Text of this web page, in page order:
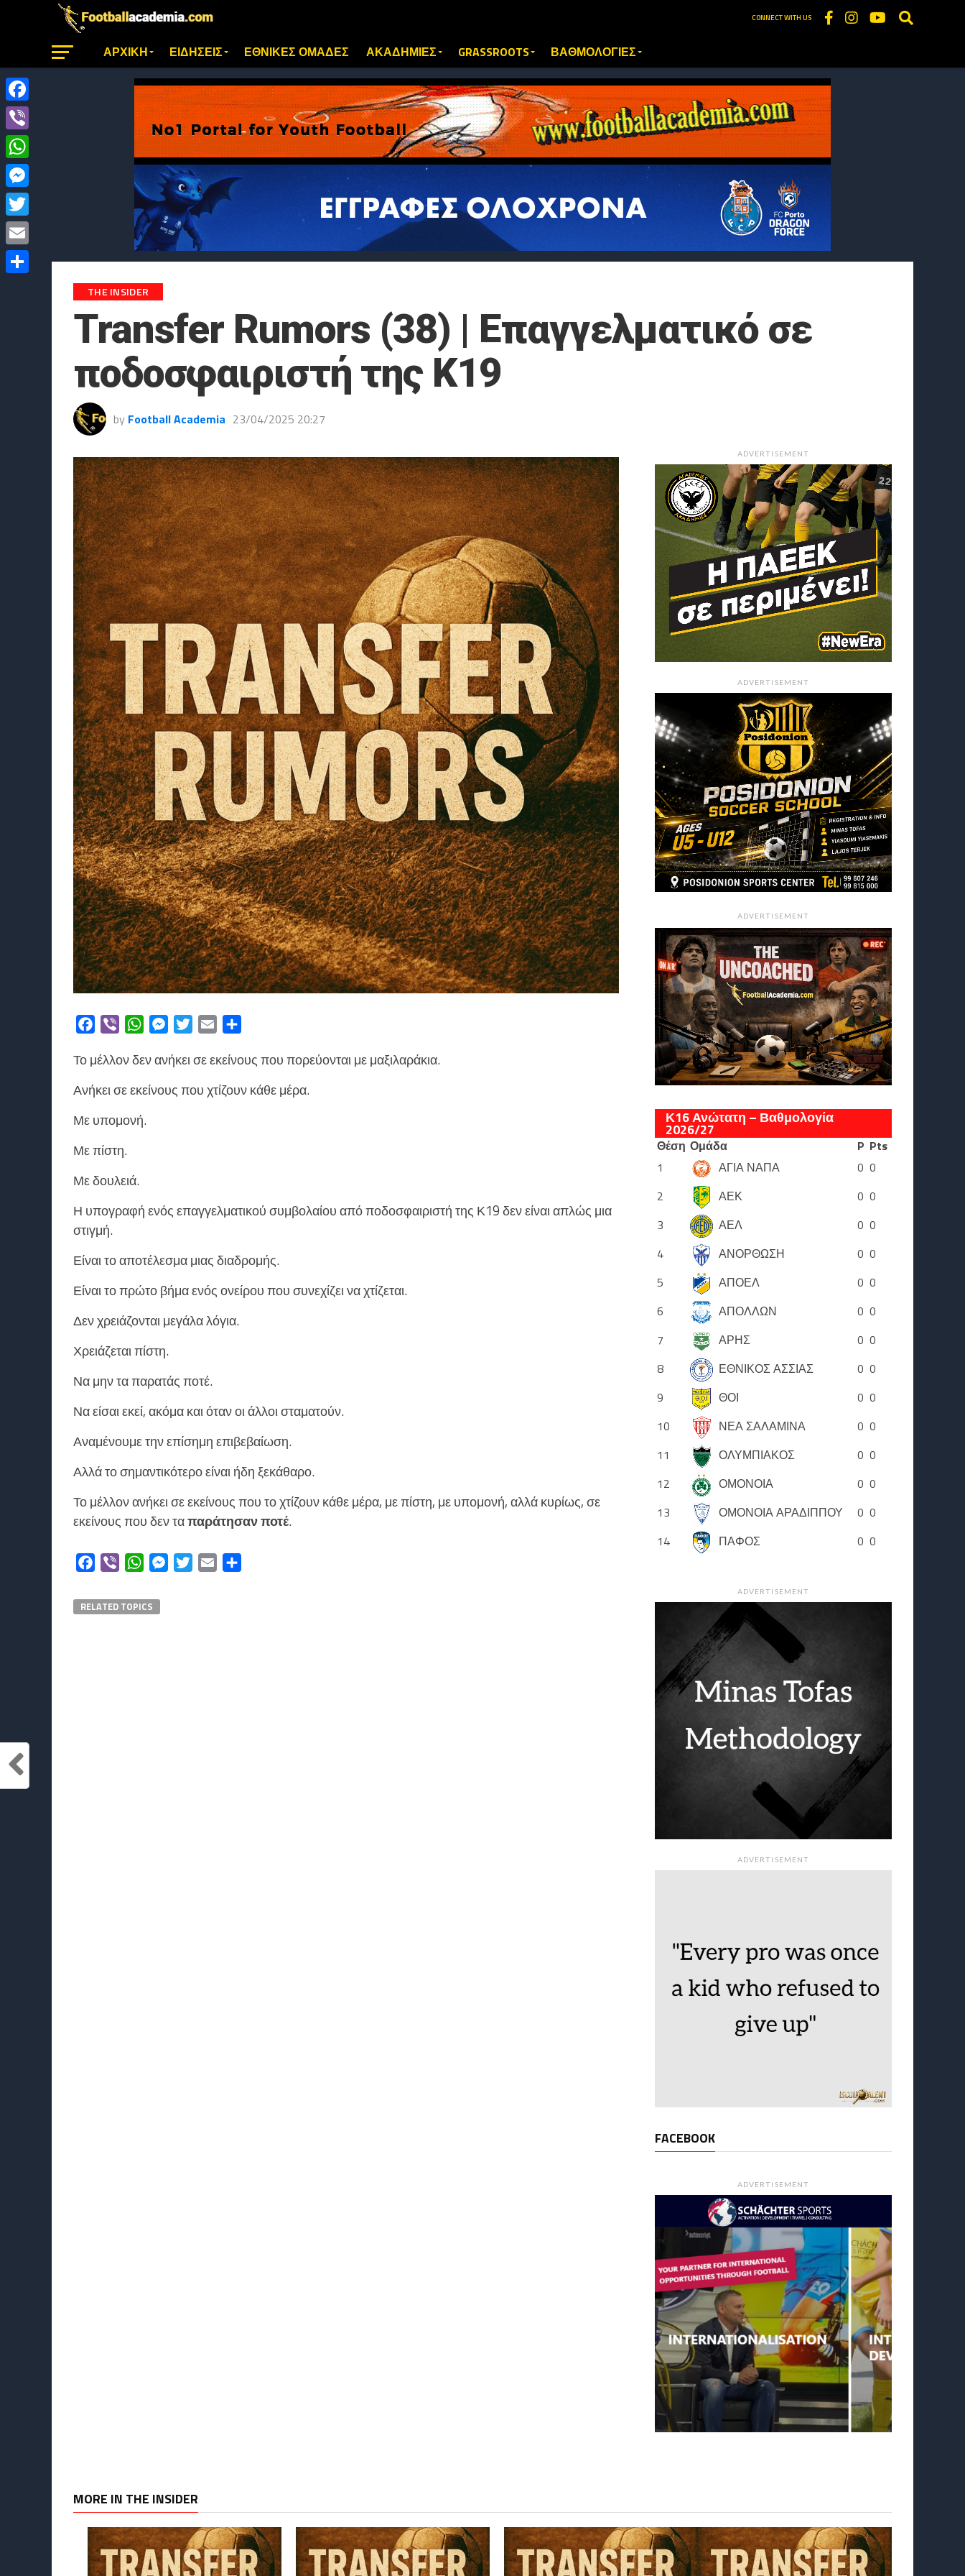
CONNECT WITH US
ΑΡΧΙΚΗ ΕΙΔΗΣΕΙΣ ΕΘΝΙΚΕΣ ΟΜΑΔΕΣ ΑΚΑΔΗΜΙΕΣ GRASSROOTS ΒΑΘΜΟΛΟΓΙΕΣ
THE INSIDER
Transfer Rumors (38) | Επαγγελματικό σε
ποδοσφαιριστή της Κ19
by Football Academia 23/04/2025 20:27
Facebook
Viber WhatsAppMessengerTwitterEmail
Το μέλλον δεν ανήκει σε εκείνους που πορεύονται με μαξιλαράκια.
Ανήκει σε εκείνους που χτίζουν κάθε μέρα.
Με υπομονή.
Με πίστη.
Με δουλειά.
Η υπογραφή ενός επαγγελματικού συμβολαίου από ποδοσφαιριστή της Κ19 δεν είναι απλώς μια
στιγμή.
Είναι το αποτέλεσμα μιας διαδρομής.
Είναι το πρώτο βήμα ενός ονείρου που συνεχίζει να χτίζεται.
Δεν χρειάζονται μεγάλα λόγια.
Χρειάζεται πίστη.
Να μην τα παρατάς ποτέ.
Να είσαι εκεί, ακόμα και όταν οι άλλοι σταματούν.
Αναμένουμε την επίσημη επιβεβαίωση.
Αλλά το σημαντικότερο είναι ήδη ξεκάθαρο.
Το μέλλον ανήκει σε εκείνους που το χτίζουν κάθε μέρα, με πίστη, με υπομονή, αλλά κυρίως, σε
εκείνους που δεν ταπαράτησαν ποτέ.
Facebook
Viber WhatsAppMessengerTwitterEmail
RELATED TOPICS
ADVERTISEMENT
ADVERTISEMENT
ADVERTISEMENT
Κ16 Ανώτατη – Βαθμολογία
2026/27
Θέση Ομάδα P Pts
1
ΑΓΙΑ ΝΑΠΑ 0 0
2
ΑΕΚ 0 0
3
ΑΕΛ 0 0
4
ΑΝΟΡΘΩΣΗ 0 0
5
ΑΠΟΕΛ 0 0
6
ΑΠΟΛΛΩΝ 0 0
7
ΑΡΗΣ 0 0
8
ΕΘΝΙΚΟΣ ΑΣΣΙΑΣ 0 0
9
ΘΟΙ 0 0
10
ΝΕΑ ΣΑΛΑΜΙΝΑ 0 0
11
ΟΛΥΜΠΙΑΚΟΣ 0 0
12
ΟΜΟΝΟΙΑ 0 0
13
ΟΜΟΝΟΙΑ ΑΡΑΔΙΠΠΟΥ 0 0
14
ΠΑΦΟΣ 0 0
ADVERTISEMENT
ADVERTISEMENT
FACEBOOK
ADVERTISEMENT
MORE IN THE INSIDER
Facebook
Viber
WhatsApp
Messenger
Twitter
Email